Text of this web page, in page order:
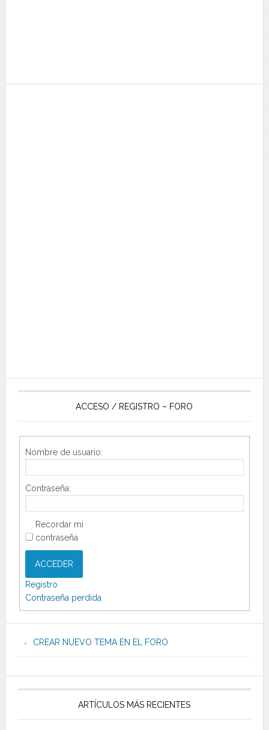
ACCESO / REGISTRO – FORO
Nombre de usuario:
Contraseña:
Recordar mi
contraseña
ACCEDER
Registro
Contraseña perdida
CREAR NUEVO TEMA EN EL FORO
ARTÍCULOS MÁS RECIENTES